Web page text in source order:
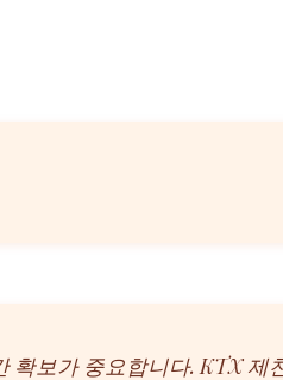
확보가 중요합니다. KTX